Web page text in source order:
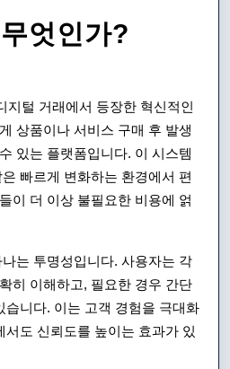
엇인가?
지털 거래에서 등장한 혁신적인
상품이나 서비스 구매 후 발생
있는 플랫폼입니다. 이 시스템
빠르게 변화하는 환경에서 편
이 더 이상 불필요한 비용에 얽
는 투명성입니다. 사용자는 각
히 이해하고, 필요한 경우 간단
습니다. 이는 고객 경험을 극대화
서도 신뢰도를 높이는 효과가 있